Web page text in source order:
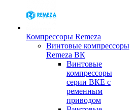
Компрессоры Remeza
Винтовые компрессоры
Remeza ВК
Винтовые
компрессоры
серии ВКЕ с
ременным
приводом